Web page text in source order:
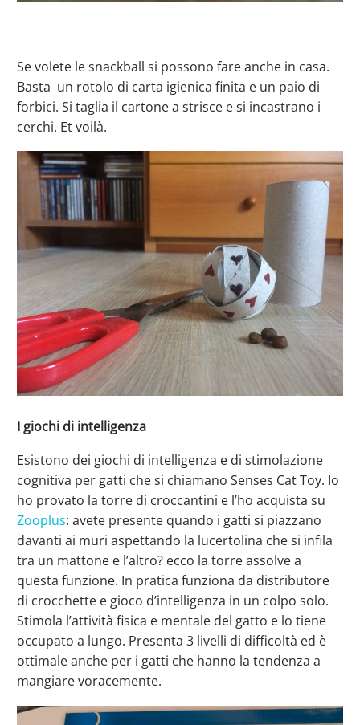
Se volete le snackball si possono fare anche in casa.
Basta un rotolo di carta igienica finita e un paio di
forbici. Si taglia il cartone a strisce e si incastrano i
cerchi. Et voilà.
I giochi di intelligenza
Esistono dei giochi di intelligenza e di stimolazione
cognitiva per gatti che si chiamano Senses Cat Toy. Io
ho provato la torre di croccantini e l’ho acquista su
Zooplus: avete presente quando i gatti si piazzano
davanti ai muri aspettando la lucertolina che si infila
tra un mattone e l’altro? ecco la torre assolve a
questa funzione. In pratica funziona da distributore
di crocchette e gioco d’intelligenza in un colpo solo.
Stimola l’attività fisica e mentale del gatto e lo tiene
occupato a lungo. Presenta 3 livelli di difficoltà ed è
ottimale anche per i gatti che hanno la tendenza a
mangiare voracemente.